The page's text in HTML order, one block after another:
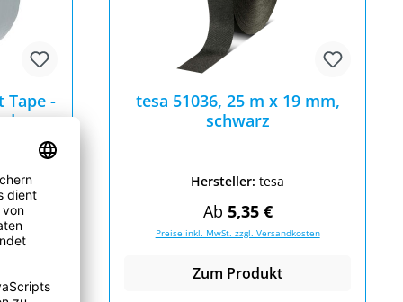
Tape -
48
tesa 51036, 25 m x 19 mm,
schwarz
Hersteller:tesa
Regulärer Preis:
Ab 5,35 €
Preise inkl. MwSt. zzgl. Versandkosten
Zum Produkt